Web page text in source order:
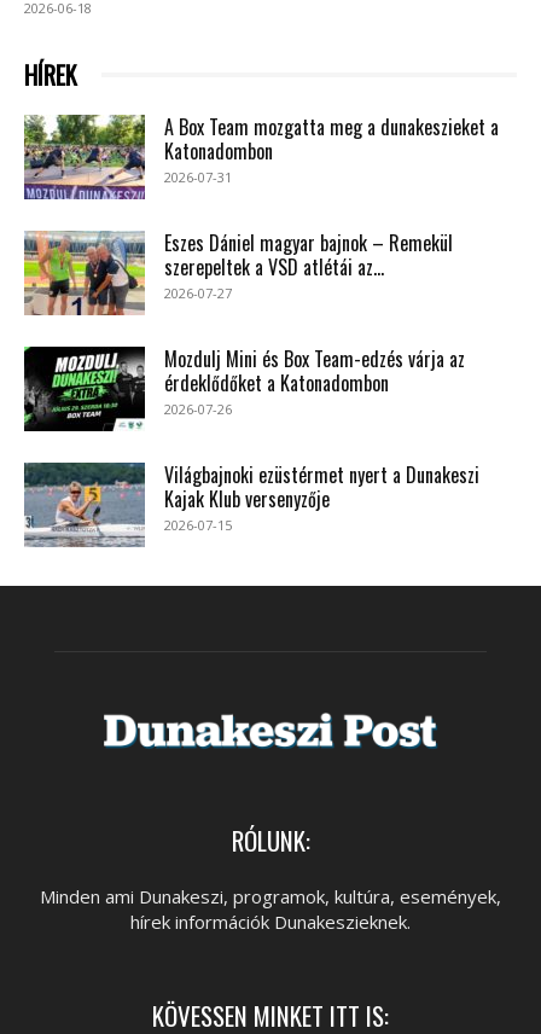
2026-06-18
HÍREK
A Box Team mozgatta meg a dunakeszieket a
Katonadombon
2026-07-31
Eszes Dániel magyar bajnok – Remekül
szerepeltek a VSD atlétái az...
2026-07-27
Mozdulj Mini és Box Team-edzés várja az
érdeklődőket a Katonadombon
2026-07-26
Világbajnoki ezüstérmet nyert a Dunakeszi
Kajak Klub versenyzője
2026-07-15
RÓLUNK:
Minden ami Dunakeszi, programok, kultúra, események,
hírek információk Dunakeszieknek.
KÖVESSEN MINKET ITT IS: